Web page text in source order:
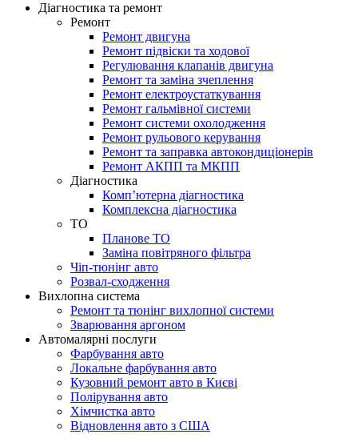
Діагностика та ремонт
Ремонт
Ремонт двигуна
Ремонт підвіски та ходової
Регулювання клапанів двигуна
Ремонт та заміна зчеплення
Ремонт електроустаткування
Ремонт гальмівної системи
Ремонт системи охолодження
Ремонт рульового керування
Ремонт та заправка автокондиціонерів
Ремонт АКПП та МКПП
Діагностика
Комп’ютерна діагностика
Комплексна діагностика
ТО
Планове ТО
Заміна повітряного фільтра
Чіп-тюнінг авто
Розвал-сходження
Вихлопна система
Ремонт та тюнінг вихлопної системи
Зварювання аргоном
Автомалярні послуги
Фарбування авто
Локальне фарбування авто
Кузовний ремонт авто в Києві
Полірування авто
Хімчистка авто
Відновлення авто з США